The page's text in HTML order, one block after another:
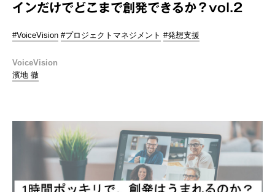
インだけでどこまで創発できるか？vol.2
#VoiceVision #プロジェクトマネジメント #発想支援
VoiceVision
濱地 徹